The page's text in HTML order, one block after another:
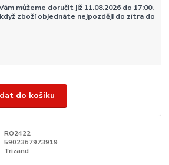
můžeme doručit již 11.08.2026 do 17:00.
zboží objednáte nejpozději do zítra do
do košíku
RO2422
5902367973919
Trizand